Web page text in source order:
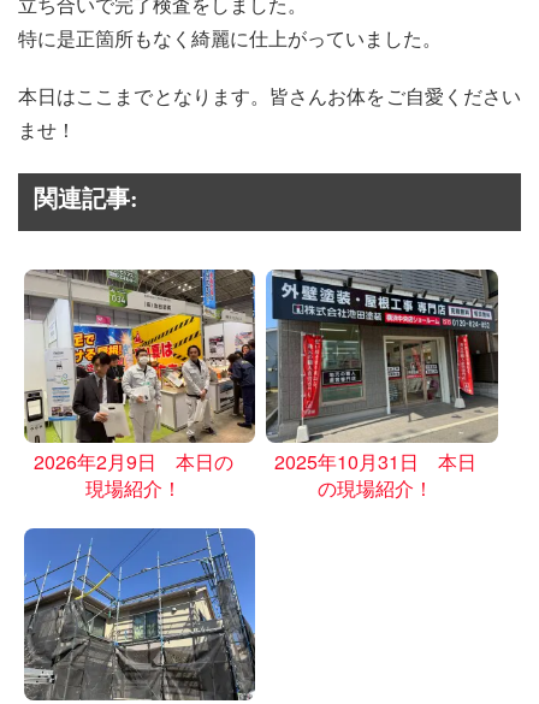
特に是正箇所もなく綺麗に仕上がっていました。
本日はここまでとなります。皆さんお体をご自愛ください
ませ！
関連記事:
2026年2月9日 本日の
現場紹介！
2025年10月31日 本日
の現場紹介！